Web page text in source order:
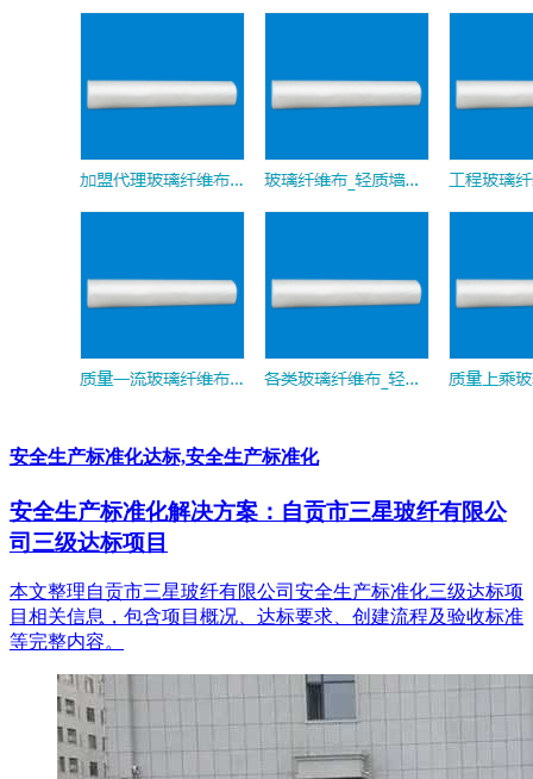
安全生产标准化达标,安全生产标准化
安全生产标准化解决方案：自贡市三星玻纤有限公
司三级达标项目
本文整理自贡市三星玻纤有限公司安全生产标准化三级达标项
目相关信息，包含项目概况、达标要求、创建流程及验收标准
等完整内容。